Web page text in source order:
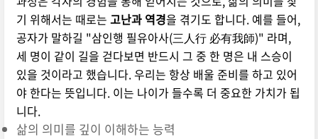
기 위해서는 때로는 고난과 역경을 겪기도 합니다. 예를 들어,
공자가 말하길 "삼인행 필유아사(三人行 必有我師)" 라며,
세 명이 같이 길을 걷다보면 반드시 그 중 한 명은 내 스승이
있을 것이라고 했습니다. 우리는 항상 배울 준비를 하고 있어
야 한다는 뜻입니다. 이는 나이가 들수록 더 중요한 가치가 됩
니다.
삶의 의미를 깊이 이해하는 능력